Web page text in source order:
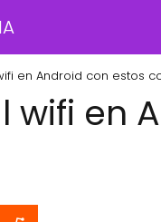
en Android con estos
wifi en